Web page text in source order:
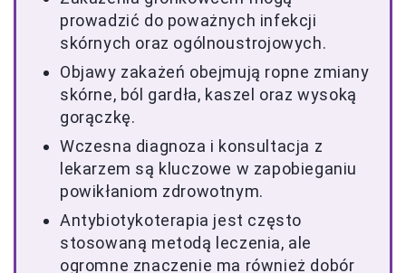
prowadzić do poważnych infekcji
skórnych oraz ogólnoustrojowych.
Objawy zakażeń obejmują ropne zmiany
skórne, ból gardła, kaszel oraz wysoką
gorączkę.
Wczesna diagnoza i konsultacja z
lekarzem są kluczowe w zapobieganiu
powikłaniom zdrowotnym.
Antybiotykoterapia jest często
stosowaną metodą leczenia, ale
ogromne znaczenie ma również dobór